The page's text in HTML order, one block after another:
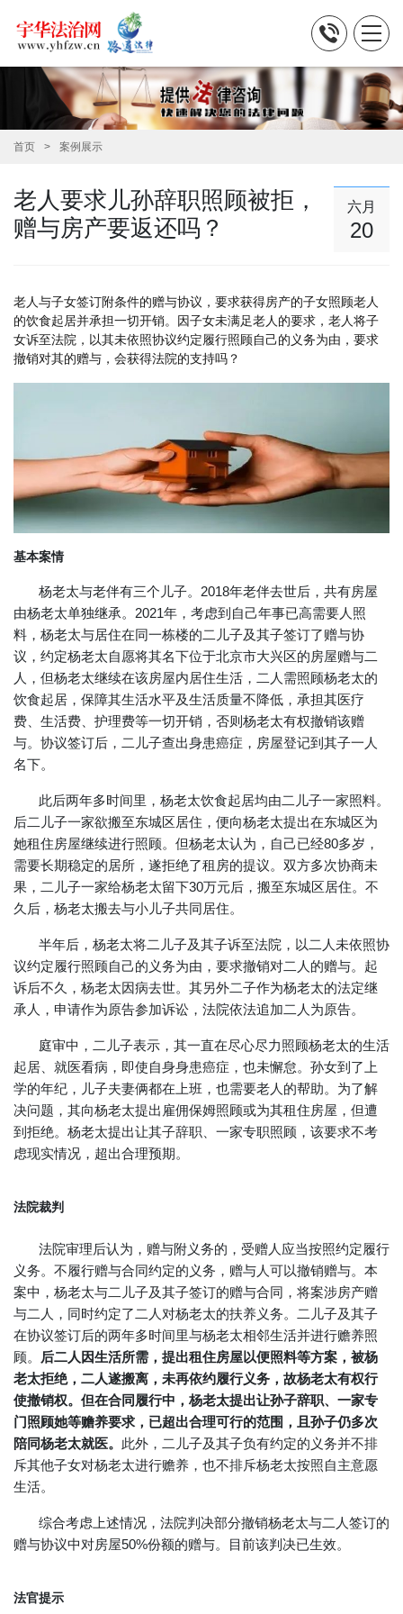
首页 案例展示
老人要求儿孙辞职照顾被拒，
赠与房产要返还吗？
六月
20
老人与子女签订附条件的赠与协议，要求获得房产的子女照顾老人
的饮食起居并承担一切开销。因子女未满足老人的要求，老人将子
女诉至法院，以其未依照协议约定履行照顾自己的义务为由，要求
撤销对其的赠与，会获得法院的支持吗？
基本案情
杨老太与老伴有三个儿子。2018年老伴去世后，共有房屋
由杨老太单独继承。2021年，考虑到自己年事已高需要人照
料，杨老太与居住在同一栋楼的二儿子及其子签订了赠与协
议，约定杨老太自愿将其名下位于北京市大兴区的房屋赠与二
人，但杨老太继续在该房屋内居住生活，二人需照顾杨老太的
饮食起居，保障其生活水平及生活质量不降低，承担其医疗
费、生活费、护理费等一切开销，否则杨老太有权撤销该赠
与。协议签订后，二儿子查出身患癌症，房屋登记到其子一人
名下。
此后两年多时间里，杨老太饮食起居均由二儿子一家照料。
后二儿子一家欲搬至东城区居住，便向杨老太提出在东城区为
她租住房屋继续进行照顾。但杨老太认为，自己已经80多岁，
需要长期稳定的居所，遂拒绝了租房的提议。双方多次协商未
果，二儿子一家给杨老太留下30万元后，搬至东城区居住。不
久后，杨老太搬去与小儿子共同居住。
半年后，杨老太将二儿子及其子诉至法院，以二人未依照协
议约定履行照顾自己的义务为由，要求撤销对二人的赠与。起
诉后不久，杨老太因病去世。其另外二子作为杨老太的法定继
承人，申请作为原告参加诉讼，法院依法追加二人为原告。
庭审中，二儿子表示，其一直在尽心尽力照顾杨老太的生活
起居、就医看病，即使自身身患癌症，也未懈怠。孙女到了上
学的年纪，儿子夫妻俩都在上班，也需要老人的帮助。为了解
决问题，其向杨老太提出雇佣保姆照顾或为其租住房屋，但遭
到拒绝。杨老太提出让其子辞职、一家专职照顾，该要求不考
虑现实情况，超出合理预期。
法院裁判
法院审理后认为，赠与附义务的，受赠人应当按照约定履行
义务。不履行赠与合同约定的义务，赠与人可以撤销赠与。本
案中，杨老太与二儿子及其子签订的赠与合同，将案涉房产赠
与二人，同时约定了二人对杨老太的扶养义务。二儿子及其子
在协议签订后的两年多时间里与杨老太相邻生活并进行赡养照
顾。
后二人因生活所需，提出租住房屋以便照料等方案，被杨
老太拒绝，二人遂搬离，未再依约履行义务，故杨老太有权行
使撤销权。 但在合同履行中，杨老太提出让孙子辞职、一家专
门照顾她等赡养要求，已超出合理可行的范围，且孙子仍多次
陪同杨老太就医。 此外，二儿子及其子负有约定的义务并不排
斥其他子女对杨老太进行赡养，也不排斥杨老太按照自主意愿
生活。
综合考虑上述情况，法院判决部分撤销杨老太与二人签订的
赠与协议中对房屋50%份额的赠与。目前该判决已生效。
法官提示